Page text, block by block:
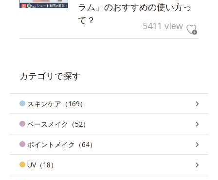
ラム」のおすすめの使い方っ
て？
5411 view
カテゴリで探す
スキンケア（169）
ベースメイク（52）
ポイントメイク（64）
UV（18）